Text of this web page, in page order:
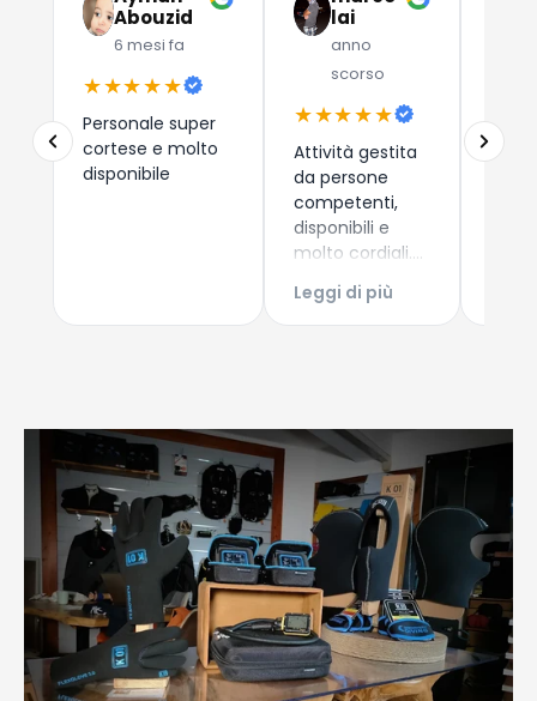
Abouzid
6 mesi fa
★★★★★
Personale super
cortese e molto
disponibile
lai
anno
scorso
★★★★★
Attività gestita
da persone
competenti,
disponibili e
molto cordiali.
competitivi,
articoli di
imballaggio
perfetti!!!
Consigliatissimo
Leggi di più
Due
che